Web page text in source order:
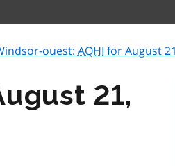
ouest: AQHI for August
21,